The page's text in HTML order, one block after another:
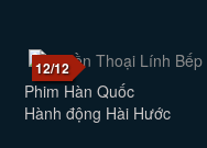
12/12
Phim Hàn Quốc
Hành động Hài Hước